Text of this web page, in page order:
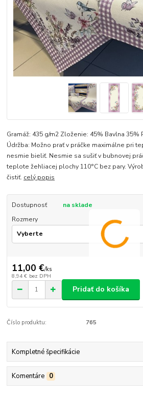
Gramáž: 435 g/m2 Zloženie: 45% Bavlna
Údržba: Možno prať v práčke maximálne pri
nesmie bieliť. Nesmie sa sušiť v bubnovej
teplote žehliacej plochy 110°C bez pary.
čistiť. celý popis
Dostupnosť
na sklade
Rozmery
11,00 €/ks
8,94 € bez DPH
Pridať do košíka
Číslo produktu: 765
Kompletné špecifikácie
Komentáre 0